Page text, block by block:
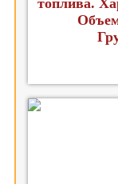
топлива.